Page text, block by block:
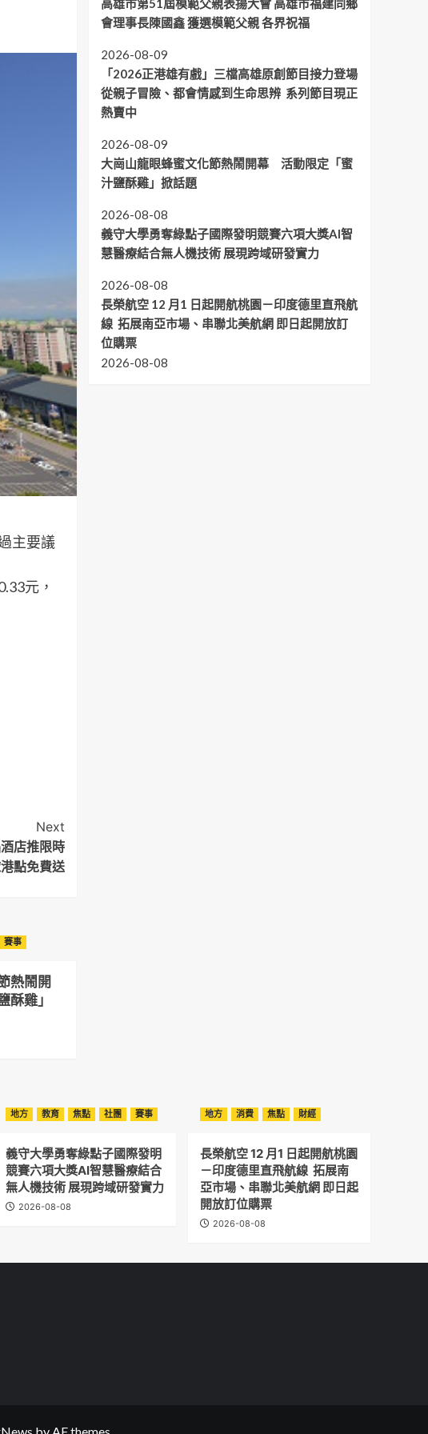
主要議
元，
Next
店推限時
點免費送
賽事
熱鬧開
雞」
高雄市第51屆模範父親表揚大會 高雄市福建同鄉
會理事長陳國鑫 獲選模範父親 各界祝福
2026-08-09
「2026正港雄有戲」三檔高雄原創節目接力登場
從親子冒險、都會情感到生命思辨 系列節目現正
熱賣中
2026-08-09
大崗山龍眼蜂蜜文化節熱鬧開幕 活動限定「蜜
汁鹽酥雞」掀話題
2026-08-08
義守大學勇奪綠點子國際發明競賽六項大獎AI智
慧醫療結合無人機技術 展現跨域研發實力
2026-08-08
長榮航空 12 月1 日起開航桃園－印度德里直飛航
線 拓展南亞市場、串聯北美航網 即日起開放訂
位購票
2026-08-08
地方 教育 焦點 社團 賽事
義守大學勇奪綠點子國際發明
競賽六項大獎AI智慧醫療結合
無人機技術 展現跨域研發實力
2026-08-08
地方 消費 焦點 財經
長榮航空 12 月1 日起開航桃園
－印度德里直飛航線 拓展南
亞市場、串聯北美航網 即日起
開放訂位購票
2026-08-08
by AF themes.